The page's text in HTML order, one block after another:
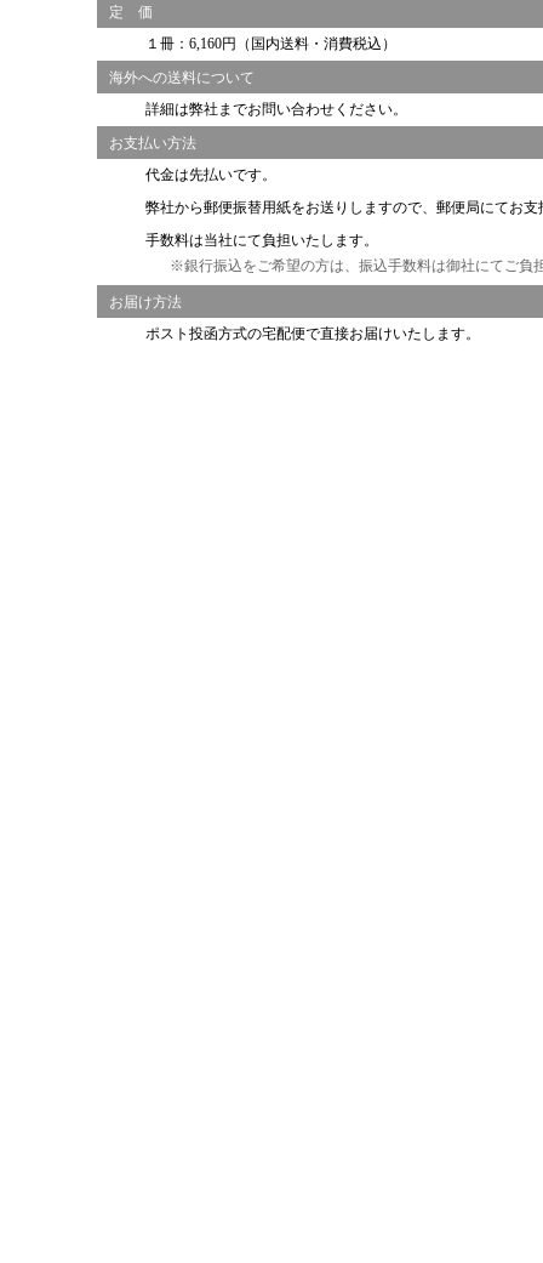
定 価
１冊：6,160円（国内送料・消費税込）
海外への送料について
詳細は弊社までお問い合わせください。
お支払い方法
代金は先払いです。
弊社から郵便振替用紙をお送りしますので、郵便局にてお支
手数料は当社にて負担いたします。
※銀行振込をご希望の方は、振込手数料は御社にてご負
お届け方法
ポスト投函方式の宅配便で直接お届けいたします。